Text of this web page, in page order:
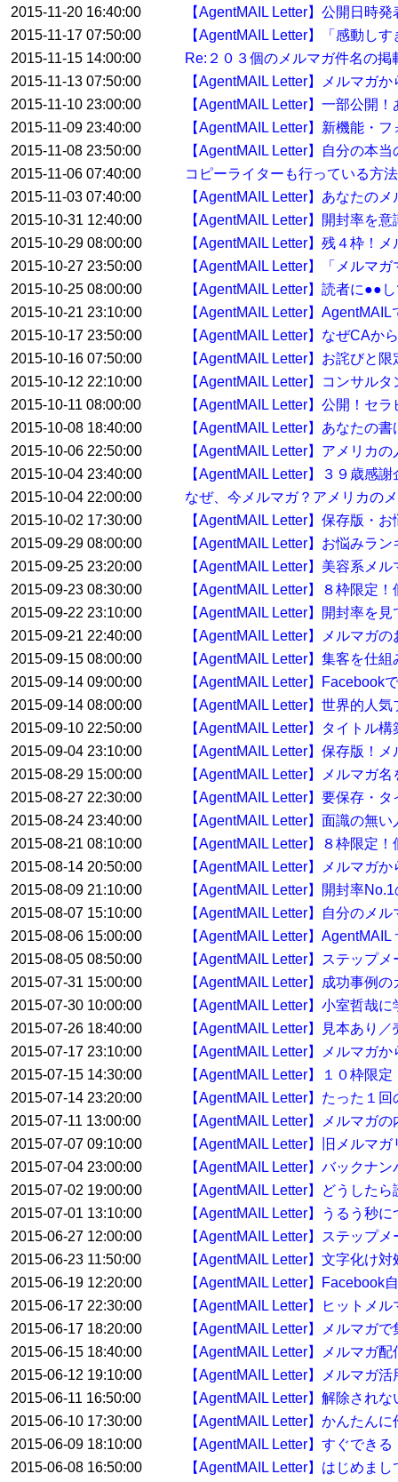
2015-11-20 16:40:00
【AgentMAIL Letter】公開日時
2015-11-17 07:50:00
【AgentMAIL Letter】「感動し
2015-11-15 14:00:00
Re:２０３個のメルマガ件名の
2015-11-13 07:50:00
【AgentMAIL Letter】メルマガ
2015-11-10 23:00:00
【AgentMAIL Letter】一部公開
2015-11-09 23:40:00
【AgentMAIL Letter】新機能・
2015-11-08 23:50:00
【AgentMAIL Letter】自分の本
2015-11-06 07:40:00
コピーライターも行っている方
2015-11-03 07:40:00
【AgentMAIL Letter】あなたの
2015-10-31 12:40:00
【AgentMAIL Letter】開封率を
2015-10-29 08:00:00
【AgentMAIL Letter】残４枠！
2015-10-27 23:50:00
【AgentMAIL Letter】「メルマ
2015-10-25 08:00:00
【AgentMAIL Letter】読者に●●
2015-10-21 23:10:00
【AgentMAIL Letter】
2015-10-17 23:50:00
【AgentMAIL Letter】なぜCAか
2015-10-16 07:50:00
【AgentMAIL Letter】お詫びと
2015-10-12 22:10:00
【AgentMAIL Letter】コンサル
2015-10-11 08:00:00
【AgentMAIL Letter】公開！セ
2015-10-08 18:40:00
【AgentMAIL Letter】あなたの
2015-10-06 22:50:00
【AgentMAIL Letter】アメリカ
2015-10-04 23:40:00
【AgentMAIL Letter】３９歳感
2015-10-04 22:00:00
なぜ、今メルマガ？アメリカの
2015-10-02 17:30:00
【AgentMAIL Letter】保存版・
2015-09-29 08:00:00
【AgentMAIL Letter】お悩みラ
2015-09-25 23:20:00
【AgentMAIL Letter】美容系メ
2015-09-23 08:30:00
【AgentMAIL Letter】８枠限定
2015-09-22 23:10:00
【AgentMAIL Letter】開封率を
2015-09-21 22:40:00
【AgentMAIL Letter】メルマガ
2015-09-15 08:00:00
【AgentMAIL Letter】集客を仕
2015-09-14 09:00:00
【AgentMAIL Letter】Facebook
2015-09-14 08:00:00
【AgentMAIL Letter】世界的人
2015-09-10 22:50:00
【AgentMAIL Letter】タイトル
2015-09-04 23:10:00
【AgentMAIL Letter】保存版！
2015-08-29 15:00:00
【AgentMAIL Letter】メルマガ
2015-08-27 22:30:00
【AgentMAIL Letter】要保存・
2015-08-24 23:40:00
【AgentMAIL Letter】面識の無
2015-08-21 08:10:00
【AgentMAIL Letter】８枠限定
2015-08-14 20:50:00
【AgentMAIL Letter】メルマガ
2015-08-09 21:10:00
【AgentMAIL Letter】開封率
2015-08-07 15:10:00
【AgentMAIL Letter】自分のメ
2015-08-06 15:00:00
【AgentMAIL Letter】
2015-08-05 08:50:00
【AgentMAIL Letter】ステップ
2015-07-31 15:00:00
【AgentMAIL Letter】成功事例
2015-07-30 10:00:00
【AgentMAIL Letter】小室哲哉
2015-07-26 18:40:00
【AgentMAIL Letter】見本あり
2015-07-17 23:10:00
【AgentMAIL Letter】メルマガ
2015-07-15 14:30:00
【AgentMAIL Letter】１０枠限
2015-07-14 23:20:00
【AgentMAIL Letter】たった１
2015-07-11 13:00:00
【AgentMAIL Letter】メルマガ
2015-07-07 09:10:00
【AgentMAIL Letter】旧メルマ
2015-07-04 23:00:00
【AgentMAIL Letter】バックナ
2015-07-02 19:00:00
【AgentMAIL Letter】どうした
2015-07-01 13:10:00
【AgentMAIL Letter】うるう秒に
2015-06-27 12:00:00
【AgentMAIL Letter】ステップ
2015-06-23 11:50:00
【AgentMAIL Letter】文字化け対
2015-06-19 12:20:00
【AgentMAIL Letter】Facebook
2015-06-17 22:30:00
【AgentMAIL Letter】ヒットメ
2015-06-17 18:20:00
【AgentMAIL Letter】メルマガ
2015-06-15 18:40:00
【AgentMAIL Letter】メルマガ
2015-06-12 19:10:00
【AgentMAIL Letter】メルマガ活
2015-06-11 16:50:00
【AgentMAIL Letter】解除され
2015-06-10 17:30:00
【AgentMAIL Letter】かんたん
2015-06-09 18:10:00
【AgentMAIL Letter】すぐでき
2015-06-08 16:50:00
【AgentMAIL Letter】はじめま